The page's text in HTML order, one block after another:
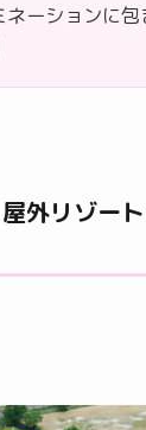
ネーションに
外リゾー